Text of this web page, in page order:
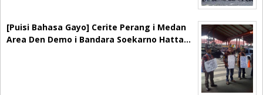
[Puisi Bahasa Gayo] Cerite Perang i Medan
Area Den Demo i Bandara Soekarno Hatta…